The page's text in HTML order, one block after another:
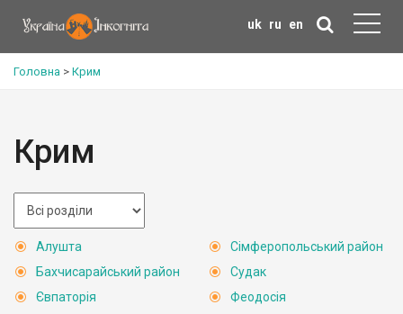
uk ru en
Головна > Крим
Крим
Алушта
Бахчисарайський район
Євпаторія
Сімферопольський район
Судак
Феодосія